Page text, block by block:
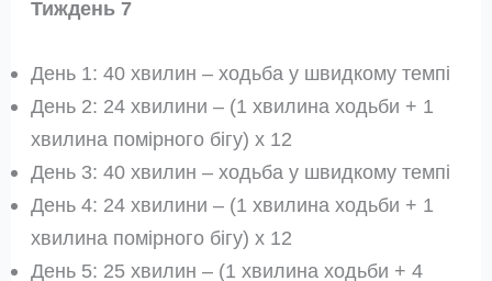
Тиждень 7
День 1: 40 хвилин – ходьба у швидкому темпі
День 2: 24 хвилини – (1 хвилина ходьби + 1
хвилина помірного бігу) x 12
День 3: 40 хвилин – ходьба у швидкому темпі
День 4: 24 хвилини – (1 хвилина ходьби + 1
хвилина помірного бігу) x 12
День 5: 25 хвилин – (1 хвилина ходьби + 4